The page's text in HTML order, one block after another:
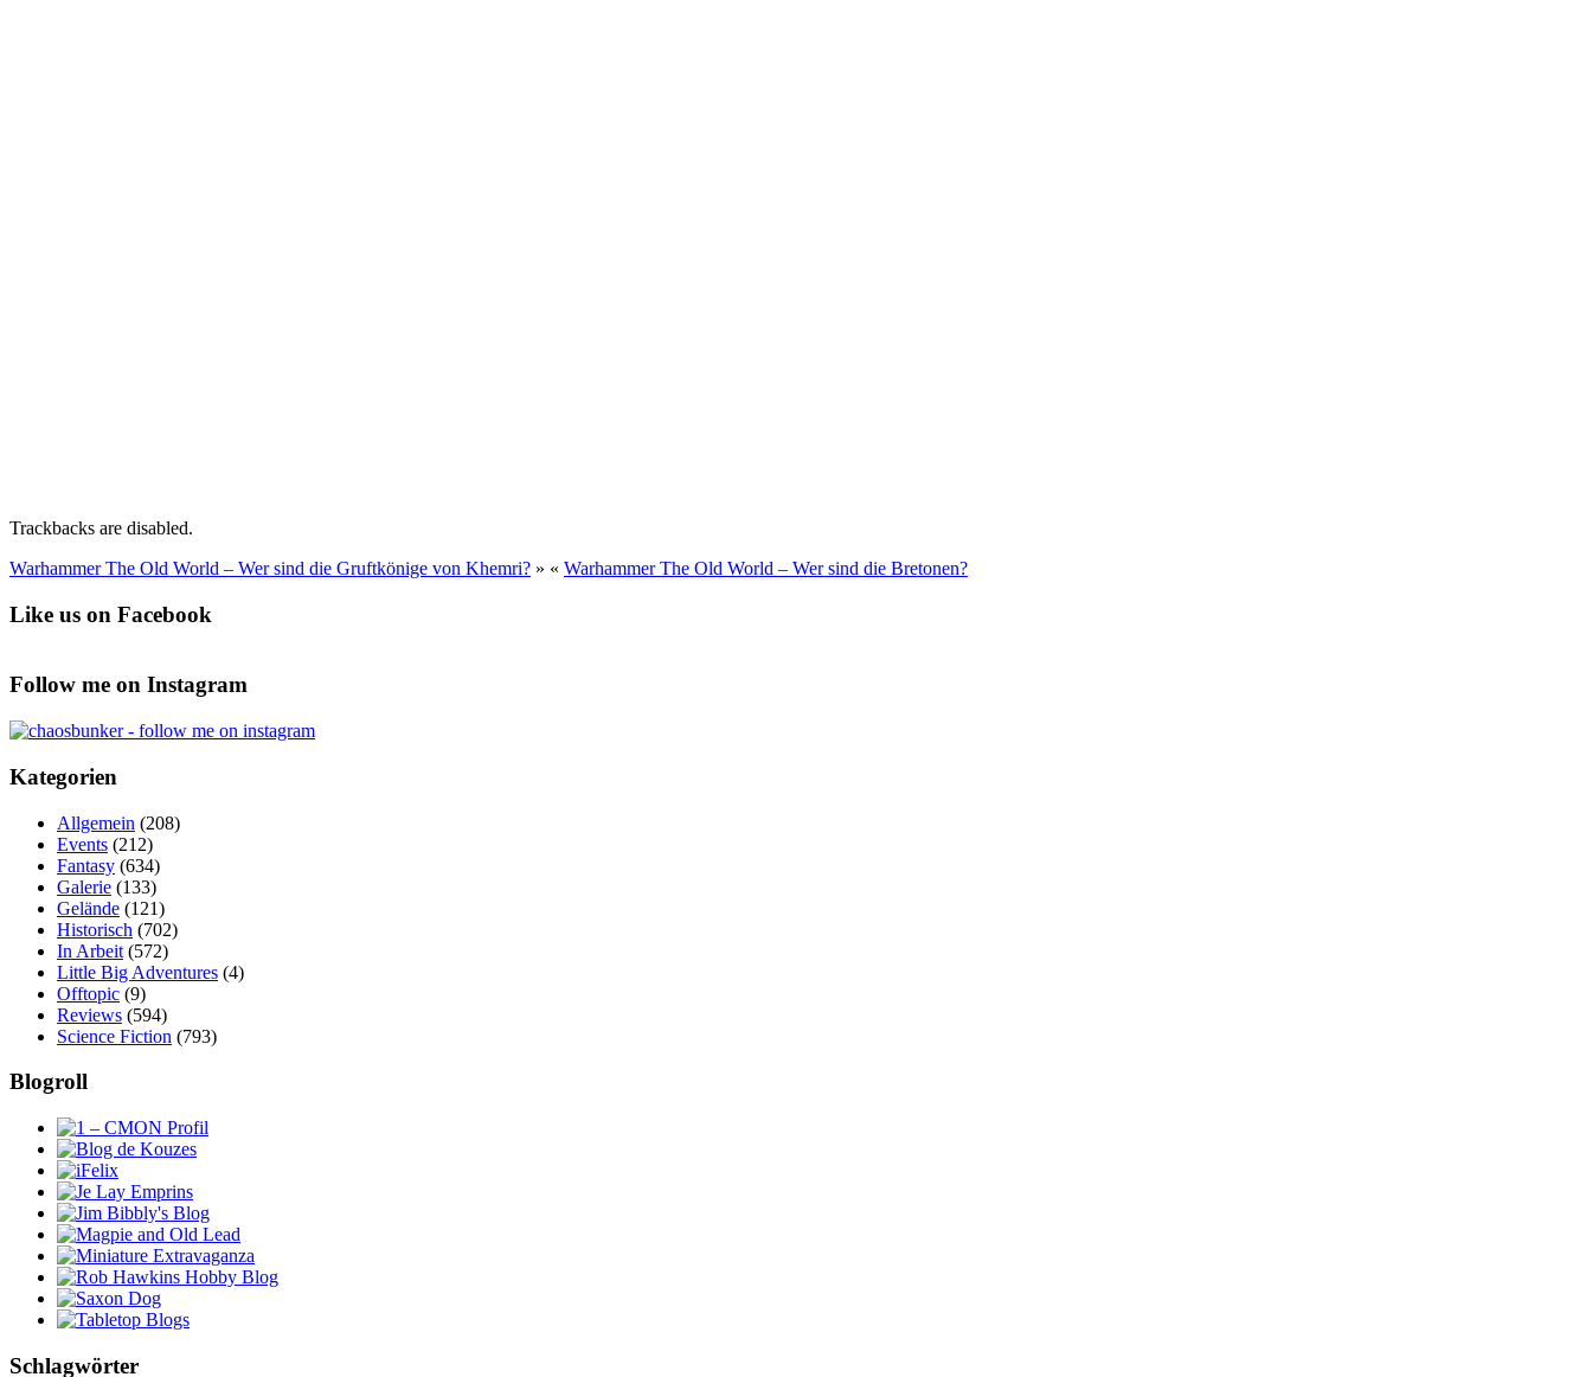
Trackbacks are disabled.
Warhammer The Old World – Wer sind die Gruftkönige von Khemri? » « Warhammer The Old World – Wer sind die Bretonen?
Like us on Facebook
Follow me on Instagram
Kategorien
Allgemein (208)
Events (212)
Fantasy (634)
Galerie (133)
Gelände (121)
Historisch (702)
In Arbeit (572)
Little Big Adventures (4)
Offtopic (9)
Reviews (594)
Science Fiction (793)
Blogroll
Schlagwörter